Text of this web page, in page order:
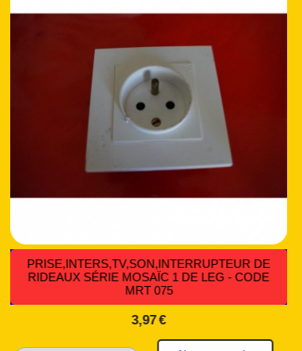
10 COLLIERS 250 MM RÉUTILISABLE - CODE
CBS 011
2,25€